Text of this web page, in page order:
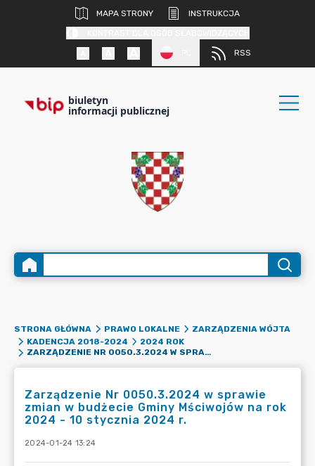
MAPA STRONY
INSTRUKCJA
RSS
biuletyn
informacji publicznej
STRONA GŁÓWNA PRAWO LOKALNE
ZARZĄDZENIA WÓJTA
KADENCJA 2018-2024
2024 ROK
ZARZĄDZENIE NR 0050.3.2024 W SPRAWIE ZMIAN W BUDŻECIE GMINY MŚCIWOJÓW NA ROK 2024 - 10 STYCZNIA 2024 R.
Zarządzenie Nr 0050.3.2024 w sprawie
zmian w budżecie Gminy Mściwojów na rok
2024 - 10 stycznia 2024 r.
2024-01-24 13:24